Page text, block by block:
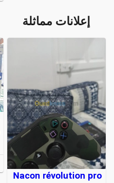
إعلانات مماثلة
Nacon révolution pro